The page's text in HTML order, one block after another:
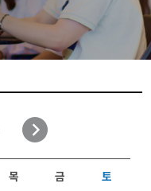
목 금 토